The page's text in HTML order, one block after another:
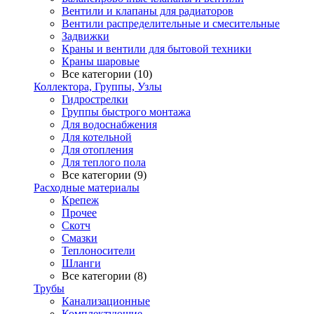
Вентили и клапаны для радиаторов
Вентили распределительные и смесительные
Задвижки
Краны и вентили для бытовой техники
Краны шаровые
Все категории (10)
Коллектора, Группы, Узлы
Гидрострелки
Группы быстрого монтажа
Для водоснабжения
Для котельной
Для отопления
Для теплого пола
Все категории (9)
Расходные материалы
Крепеж
Прочее
Скотч
Смазки
Теплоносители
Шланги
Все категории (8)
Трубы
Канализационные